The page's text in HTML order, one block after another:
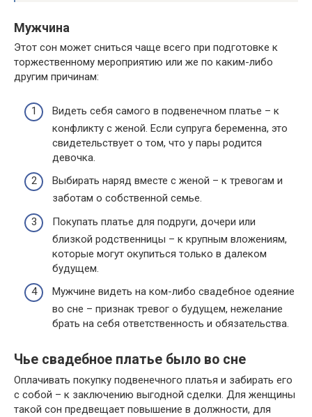
Мужчина
Этот сон может сниться чаще всего при подготовке к
торжественному мероприятию или же по каким-либо
другим причинам:
Видеть себя самого в подвенечном платье – к
конфликту с женой. Если супруга беременна, это
свидетельствует о том, что у пары родится
девочка.
Выбирать наряд вместе с женой – к тревогам и
заботам о собственной семье.
Покупать платье для подруги, дочери или
близкой родственницы – к крупным вложениям,
которые могут окупиться только в далеком
будущем.
Мужчине видеть на ком-либо свадебное одеяние
во сне – признак тревог о будущем, нежелание
брать на себя ответственность и обязательства.
Чье свадебное платье было во сне
Оплачивать покупку подвенечного платья и забирать его
с собой – к заключению выгодной сделки. Для женщины
такой сон предвещает повышение в должности, для